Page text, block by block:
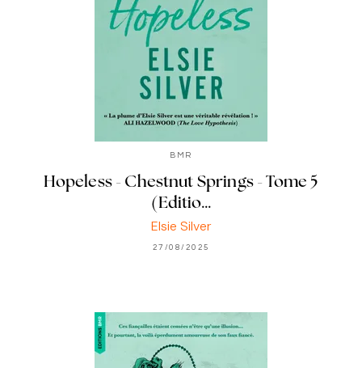
BMR
Hopeless - Chestnut Springs - Tome 5
(Editio…
Elsie Silver
27/08/2025